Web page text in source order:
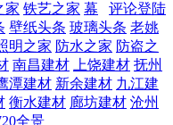
评论登陆
家 铁艺之家 幕
壁纸头条 玻璃头条 老姚
明之家 防水之家 防盗之
南昌建材 上饶建材 抚州
潭建材 新余建材 九江建
衡水建材 廊坊建材 沧州
全景